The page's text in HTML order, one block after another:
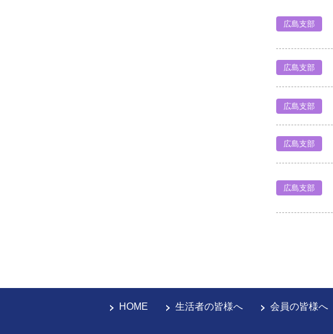
広島支部
広島支部
広島支部
広島支部
広島支部
HOME 生活者の皆様へ 会員の皆様へ